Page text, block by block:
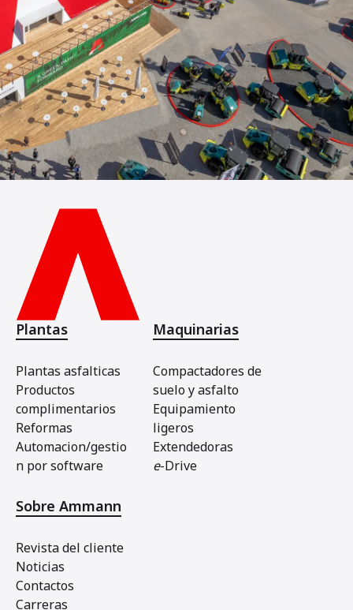
Plantas
Plantas asfalticas
Productos
complimentarios
Reformas
Automacion/gestio
n por software
Maquinarias
Compactadores de
suelo y asfalto
Equipamiento
ligeros
Extendedoras
e-Drive
Sobre Ammann
Revista del cliente
Noticias
Contactos
Carreras